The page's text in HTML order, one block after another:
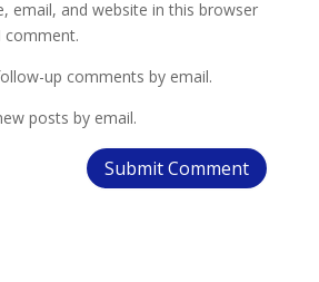
email, and website in this browser
up comments by email.
posts by email.